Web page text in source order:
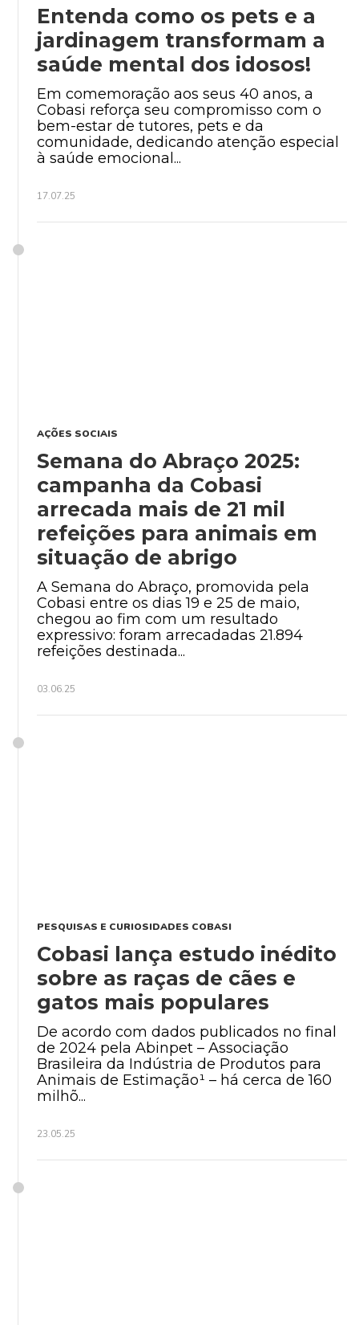
Entenda como os pets e a
jardinagem transformam a
saúde mental dos idosos!
Em comemoração aos seus 40 anos, a
Cobasi reforça seu compromisso com o
bem-estar de tutores, pets e da
comunidade, dedicando atenção especial
à saúde emocional...
17.07.25
AÇÕES SOCIAIS
Semana do Abraço 2025:
campanha da Cobasi
arrecada mais de 21 mil
refeições para animais em
situação de abrigo
A Semana do Abraço, promovida pela
Cobasi entre os dias 19 e 25 de maio,
chegou ao fim com um resultado
expressivo: foram arrecadadas 21.894
refeições destinada...
03.06.25
PESQUISAS E CURIOSIDADES COBASI
Cobasi lança estudo inédito
sobre as raças de cães e
gatos mais populares
De acordo com dados publicados no final
de 2024 pela Abinpet – Associação
Brasileira da Indústria de Produtos para
Animais de Estimação¹ – há cerca de 160
milhõ...
23.05.25